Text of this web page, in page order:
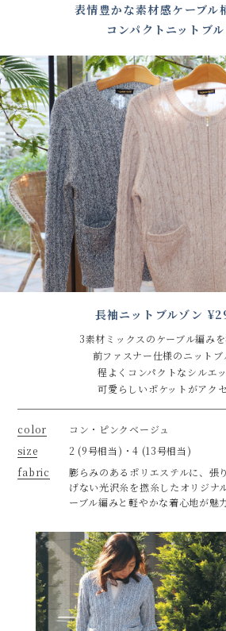
表情豊かな素材感ケーブル
コンパクトニットブ
長袖ニットブルゾン
3素材ミックスのケーブル編みを
前ファスナー仕様のニットブ
程よくコンパクトなシルエッ
可愛らしいポケットがアクセ
color
コン・ピンクベージュ
size
2 (9号相当)・4 (13号相当)
fabric
膨らみのあるポリエステルに、張
げない光沢⽷を撚⽷したオリジナ
ーブル編みと軽やかな着⼼地が魅⼒